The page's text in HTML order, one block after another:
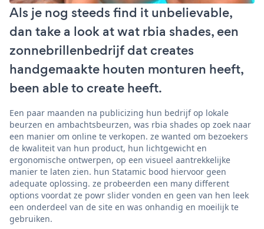
Als je nog steeds find it unbelievable,
dan take a look at wat rbia shades, een
zonnebrillenbedrijf dat creates
handgemaakte houten monturen heeft,
been able to create heeft.
Een paar maanden na publicizing hun bedrijf op lokale
beurzen en ambachtsbeurzen, was rbia shades op zoek naar
een manier om online te verkopen. ze wanted om bezoekers
de kwaliteit van hun product, hun lichtgewicht en
ergonomische ontwerpen, op een visueel aantrekkelijke
manier te laten zien. hun Statamic bood hiervoor geen
adequate oplossing. ze probeerden een many different
options voordat ze powr slider vonden en geen van hen leek
een onderdeel van de site en was onhandig en moeilijk te
gebruiken.